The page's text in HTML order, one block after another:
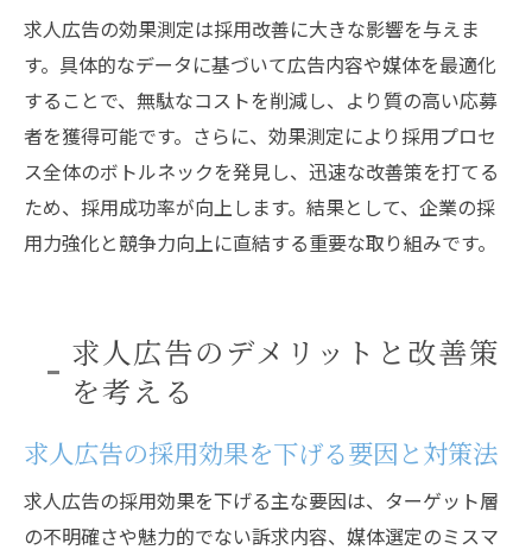
求人広告の効果測定は採用改善に大きな影響を与えま
す。具体的なデータに基づいて広告内容や媒体を最適化
することで、無駄なコストを削減し、より質の高い応募
者を獲得可能です。さらに、効果測定により採用プロセ
ス全体のボトルネックを発見し、迅速な改善策を打てる
ため、採用成功率が向上します。結果として、企業の採
用力強化と競争力向上に直結する重要な取り組みです。
求人広告のデメリットと改善策
を考える
求人広告の採用効果を下げる要因と対策法
求人広告の採用効果を下げる主な要因は、ターゲット層
の不明確さや魅力的でない訴求内容、媒体選定のミスマ